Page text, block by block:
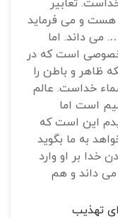
تعابیر
هست و می فرماید
می داند. اما
است که در
ظاهر و باطن را
خداست. عالم
است اما
این است که
به ما بگوید
خدا بر او وارد
داند و هم
تهذیب